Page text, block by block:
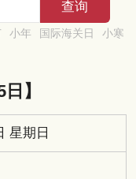
小年 国际海关日
小寒
】
星期日